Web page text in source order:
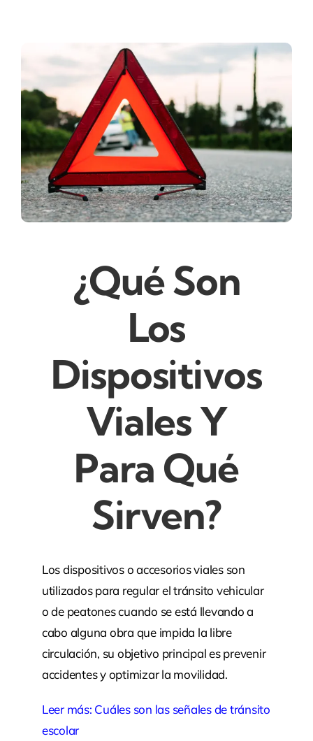
¿Qué Son
Los
Dispositivos
Viales Y
Para Qué
Sirven?
Los dispositivos o accesorios viales son
utilizados para regular el tránsito vehicular
o de peatones cuando se está llevando a
cabo alguna obra que impida la libre
circulación, su objetivo principal es prevenir
accidentes y optimizar la movilidad.
Leer más: Cuáles son las señales de tránsito
escolar